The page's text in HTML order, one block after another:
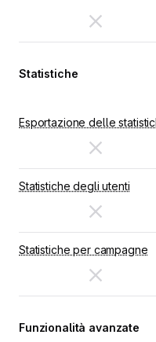
Statistiche
Esportazione delle
Statistiche degli utenti
Statistiche per campagne
Funzionalità avanzate